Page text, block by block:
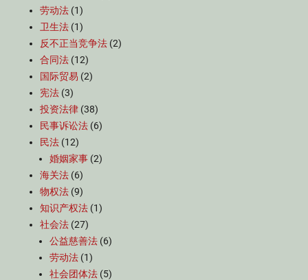
劳动法 (1)
卫生法 (1)
反不正当竞争法 (2)
合同法 (12)
国际贸易 (2)
宪法 (3)
投资法律 (38)
民事诉讼法 (6)
民法 (12)
婚姻家事 (2)
海关法 (6)
物权法 (9)
知识产权法 (1)
社会法 (27)
公益慈善法 (6)
劳动法 (1)
社会团体法 (5)